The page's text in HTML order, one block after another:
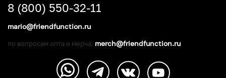
8 (800) 550-32-11
mario@friendfunction.ru
по вопросам опта и мерча: merch@friendfunction.ru